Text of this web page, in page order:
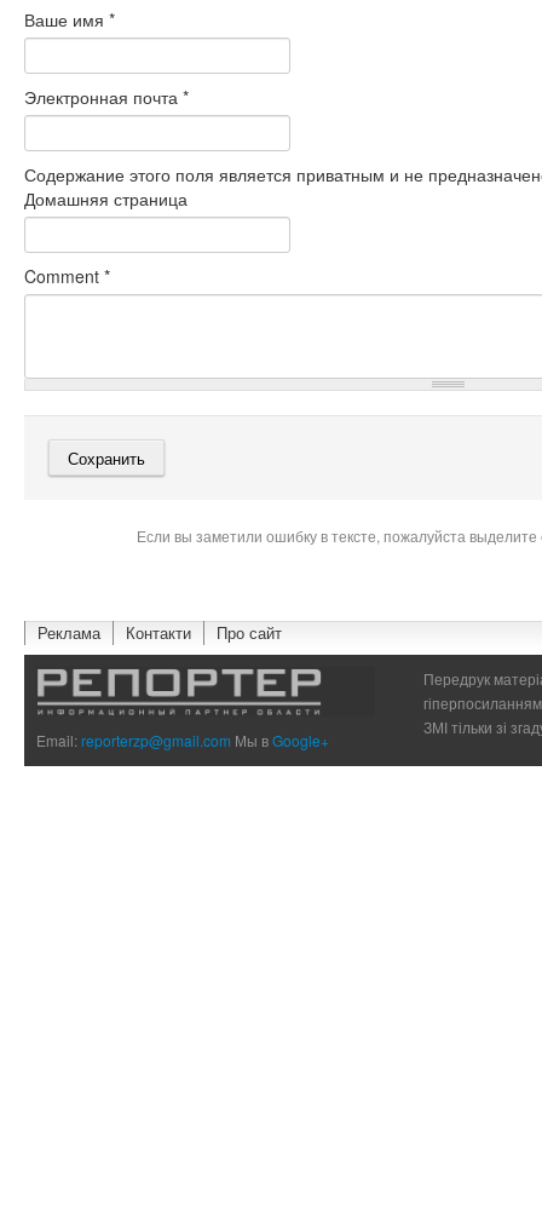
Ваше имя *
Электронная почта *
Содержание этого поля является приватным и не
Домашняя страница
Comment *
Если вы заметили ошибку в тексте, пожалуйста
Реклама Контакти Про сайт
Email:reporterzp@gmail.com Мы вGoogle+
Передрук
ЗМІ тільки зі